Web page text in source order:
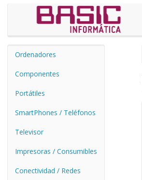
Ordenadores
Componentes
Portátiles
SmartPhones / Teléfonos
Televisor
Impresoras / Consumibles
Conectividad / Redes